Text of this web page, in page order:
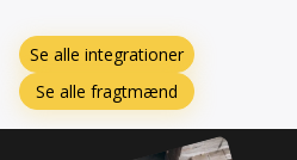
Se alle integrationer
Se alle fragtmænd